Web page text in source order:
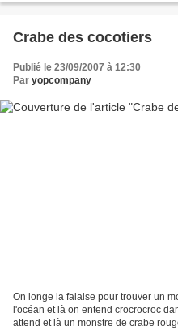
Crabe des cocotiers
Publié le 23/09/2007 à 12:30
Par yopcompany
On longe la falaise pour trouver un
l'océan et là on entend crocrocroc
attend et là un monstre de crabe